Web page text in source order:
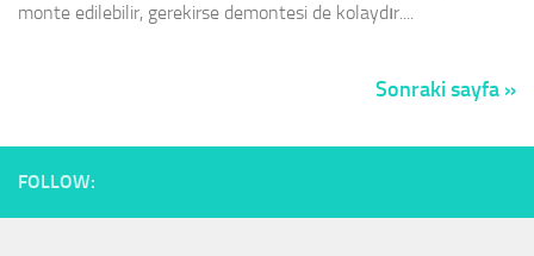
monte edilebilir, gerekirse demontesi de kolaydır....
Sonraki sayfa »
FOLLOW: